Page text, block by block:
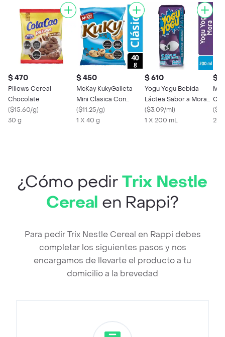
$ 470
Pillows Cereal
Chocolate
($15.60/g)
30 g
$ 450
McKay KukyGalleta
Mini Clasica Con
Chispas De Chocolate
($11.25/g)
1 X 40 g
$ 610
Yogu Yogu Bebida
Láctea Sabor a Mora
sin Azúcar
($3.09/ml)
1 X 200 mL
$
(
25
¿Cómo pedirTrix Nestle
Cereal en Rappi?
Para pedir Trix Nestle Cereal en Rappi debes
completar los siguientes pasos y nos
encargamos de llevarte el producto a tu
domicilio a la brevedad